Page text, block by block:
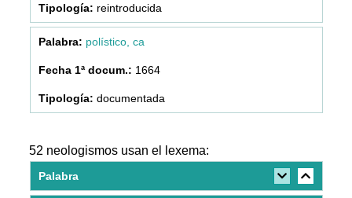
reintroducida
polístico, ca
1664
documentada
52 neologismos usan el lexema:
Palabra